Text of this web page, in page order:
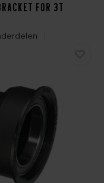
Bracket for 3T